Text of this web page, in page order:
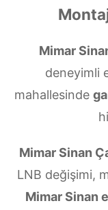
Mimar
deneyimli
mahallesinde
Mimar Sinan
LNB değişimi,
Mimar Sinan